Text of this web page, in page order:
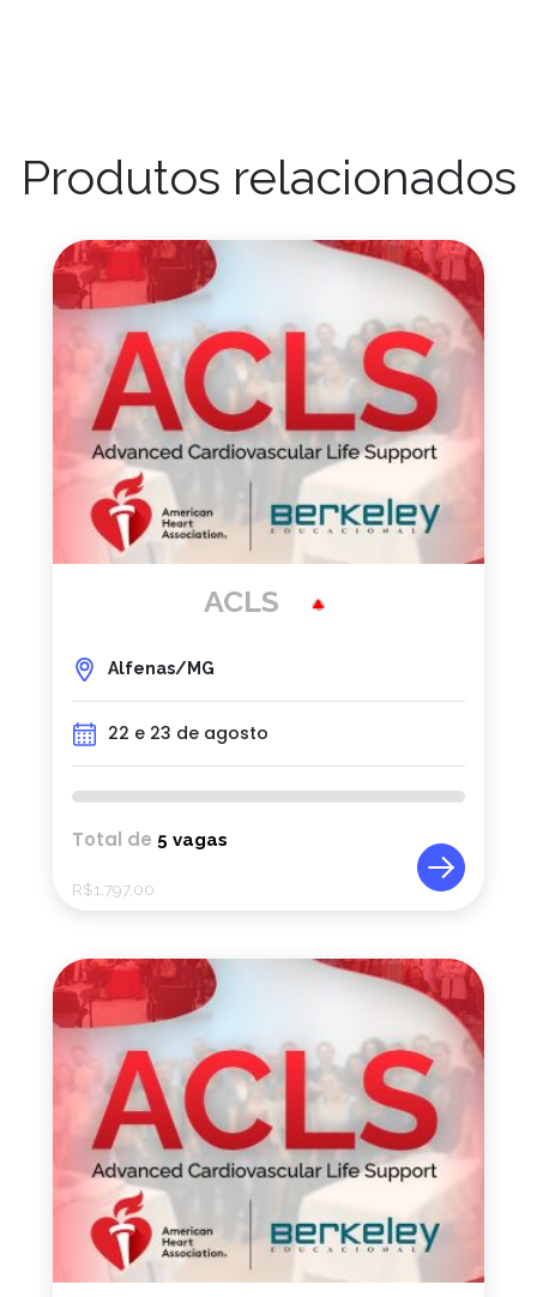
Produtos relacionados
ACLS
Alfenas/MG
22 e 23 de agosto
Total de 5 vagas
R$1.797,00